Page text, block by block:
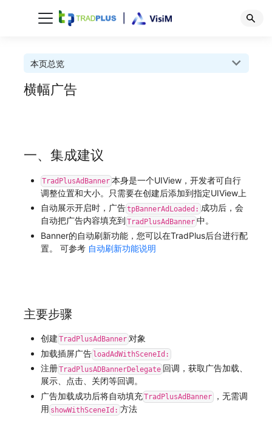
本页总览
横幅广告
一、集成建议
TradPlusAdBanner 本身是一个UIView，开发者可自行
调整位置和大小。只需要在创建后添加到指定UIView上
自动展示开启时，广告tpBannerAdLoaded: 成功后，会
自动把广告内容填充到 TradPlusAdBanner 中。
Banner的自动刷新功能，您可以在TradPlus后台进行配
置。 可参考 自动刷新功能说明
主要步骤
创建 TradPlusAdBanner 对象
加载插屏广告 loadAdWithSceneId:
注册TradPlusADBannerDelegate 回调，获取广告加载、
展示、点击、关闭等回调。
广告加载成功后将自动填充TradPlusAdBanner
，无需调
用 showWithSceneId: 方法